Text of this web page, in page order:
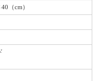
（cm）